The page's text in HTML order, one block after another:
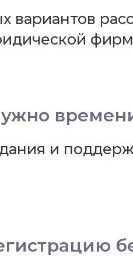
вариантов
и